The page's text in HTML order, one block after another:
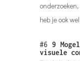
heb je ook
#6 9
visuele